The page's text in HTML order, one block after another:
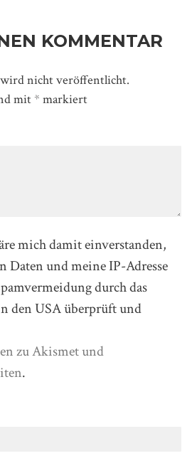
KOMMENTAR
nicht veröffentlicht.
mit * markiert
mich damit einverstanden,
Daten und meine IP-Adresse
durch das
den USA überprüft und
zu Akismet und
.